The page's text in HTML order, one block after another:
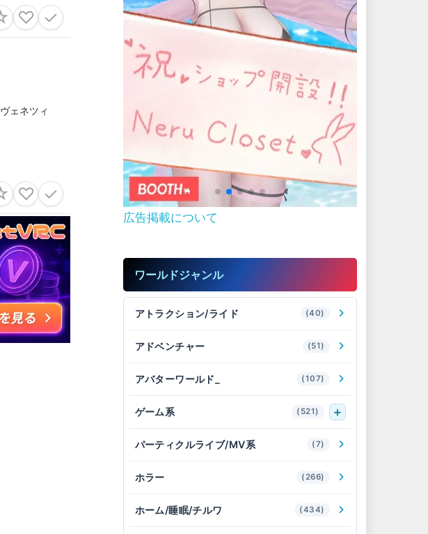
♡ ✓
ェネツィ
♡ ✓
広告掲載について
ワールドジャンル
アトラクション/ライド (40)
アドベンチャー (51)
アバターワールド_ (107)
ゲーム系 (521)
パーティクルライブ/MV系 (7)
ホラー (266)
ホーム/睡眠/チルワ (434)